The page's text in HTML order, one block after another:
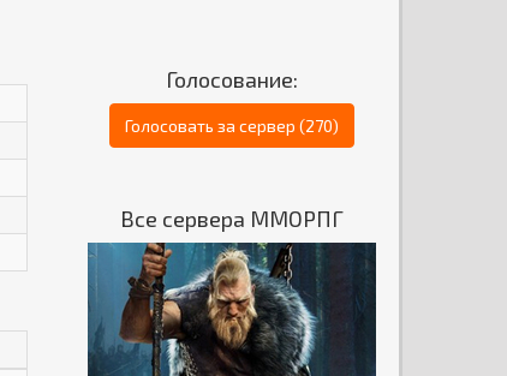
Голосование:
Голосовать за сервер (270)
Все сервера ММОРПГ